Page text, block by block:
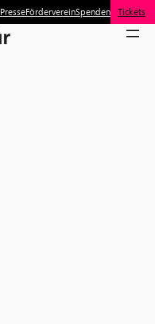
PresseFördervereinSpenden Tickets